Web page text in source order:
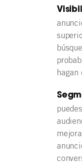
hagan